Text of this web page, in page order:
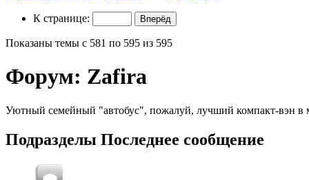
К странице:
Показаны темы с 581 по 595 из 595
Форум: Zafira
Уютный семейный "автобус", пожалуй, лучший компакт-вэн в
Подразделы Последнее сообщение